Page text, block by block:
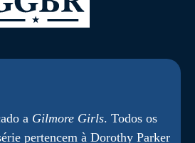
a Gilmore Girls. Todos os
pertencem à Dorothy Parker